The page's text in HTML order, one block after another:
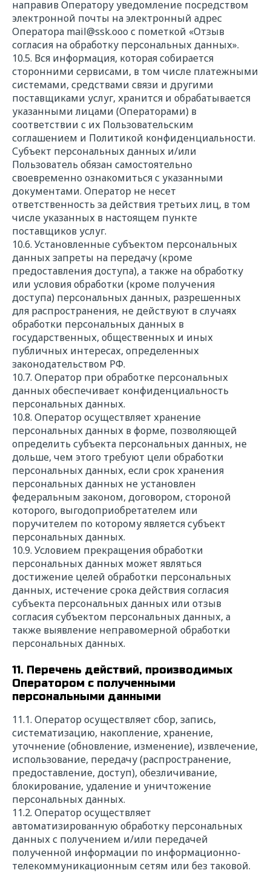
направив Оператору уведомление посредством
электронной почты на электронный адрес
Оператора mail@ssk.ooo с пометкой «Отзыв
согласия на обработку персональных данных».
10.5. Вся информация, которая собирается
сторонними сервисами, в том числе платежными
системами, средствами связи и другими
поставщиками услуг, хранится и обрабатывается
указанными лицами (Операторами) в
соответствии с их Пользовательским
соглашением и Политикой конфиденциальности.
Субъект персональных данных и/или
Пользователь обязан самостоятельно
своевременно ознакомиться с указанными
документами. Оператор не несет
ответственность за действия третьих лиц, в том
числе указанных в настоящем пункте
поставщиков услуг.
10.6. Установленные субъектом персональных
данных запреты на передачу (кроме
предоставления доступа), а также на обработку
или условия обработки (кроме получения
доступа) персональных данных, разрешенных
для распространения, не действуют в случаях
обработки персональных данных в
государственных, общественных и иных
публичных интересах, определенных
законодательством РФ.
10.7. Оператор при обработке персональных
данных обеспечивает конфиденциальность
персональных данных.
10.8. Оператор осуществляет хранение
персональных данных в форме, позволяющей
определить субъекта персональных данных, не
дольше, чем этого требуют цели обработки
персональных данных, если срок хранения
персональных данных не установлен
федеральным законом, договором, стороной
которого, выгодоприобретателем или
поручителем по которому является субъект
персональных данных.
10.9. Условием прекращения обработки
персональных данных может являться
достижение целей обработки персональных
данных, истечение срока действия согласия
субъекта персональных данных или отзыв
согласия субъектом персональных данных, а
также выявление неправомерной обработки
персональных данных.
11. Перечень действий, производимых
Оператором с полученными
персональными данными
11.1. Оператор осуществляет сбор, запись,
систематизацию, накопление, хранение,
уточнение (обновление, изменение), извлечение,
использование, передачу (распространение,
предоставление, доступ), обезличивание,
блокирование, удаление и уничтожение
персональных данных.
11.2. Оператор осуществляет
автоматизированную обработку персональных
данных с получением и/или передачей
полученной информации по информационно-
телекоммуникационным сетям или без таковой.